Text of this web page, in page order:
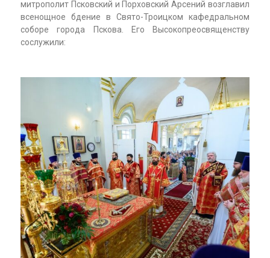
митрополит Псковский и Порховский Арсений возглавил
всенощное бдение в Свято-Троицком кафедральном
соборе города Пскова. Его Высокопреосвященству
сослужили: